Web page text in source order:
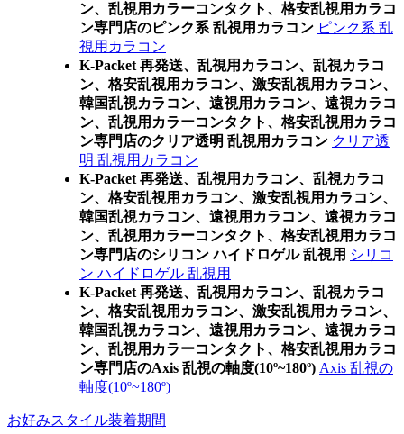
ン、乱視用カラーコンタクト、格安乱視用カラコ
ン専門店のピンク系 乱視用カラコン ピンク系 乱
視用カラコン
K-Packet 再発送、乱視用カラコン、乱視カラコ
ン、格安乱視用カラコン、激安乱視用カラコン、
韓国乱視カラコン、遠視用カラコン、遠視カラコ
ン、乱視用カラーコンタクト、格安乱視用カラコ
ン専門店のクリア透明 乱視用カラコン クリア透
明 乱視用カラコン
K-Packet 再発送、乱視用カラコン、乱視カラコ
ン、格安乱視用カラコン、激安乱視用カラコン、
韓国乱視カラコン、遠視用カラコン、遠視カラコ
ン、乱視用カラーコンタクト、格安乱視用カラコ
ン専門店のシリコン ハイドロゲル 乱視用 シリコ
ン ハイドロゲル 乱視用
K-Packet 再発送、乱視用カラコン、乱視カラコ
ン、格安乱視用カラコン、激安乱視用カラコン、
韓国乱視カラコン、遠視用カラコン、遠視カラコ
ン、乱視用カラーコンタクト、格安乱視用カラコ
ン専門店のAxis 乱視の軸度(10º~180º) Axis 乱視の
軸度(10º~180º)
お好みスタイル装着期間